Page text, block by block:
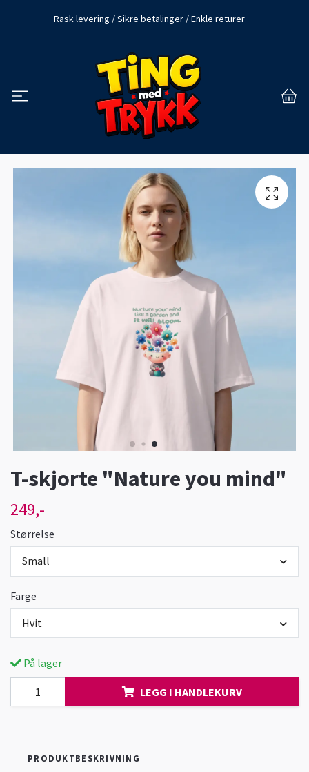
Rask levering / Sikre betalinger / Enkle returer
T-skjorte "Nature you mind"
249,-
Størrelse
Small
Farge
Hvit
På lager
LEGG I HANDLEKURV
PRODUKTBESKRIVNING